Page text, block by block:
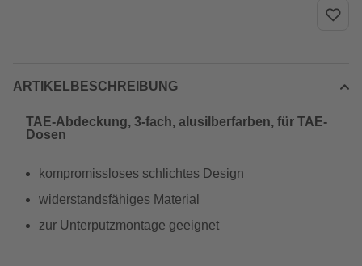
ARTIKELBESCHREIBUNG
TAE-Abdeckung, 3-fach, alusilberfarben, für TAE-
Dosen
kompromissloses schlichtes Design
widerstandsfähiges Material
zur Unterputzmontage geeignet